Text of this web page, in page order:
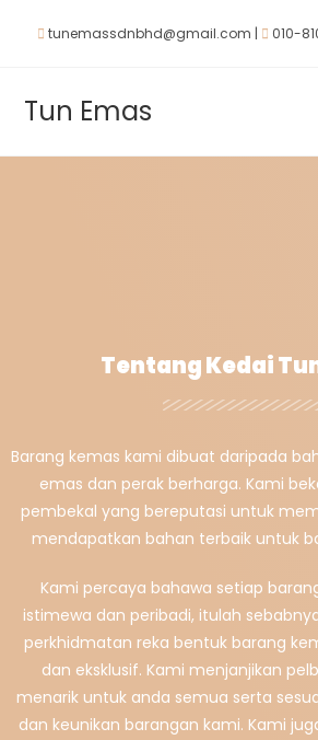
tunemassdnbhd@gmail.com | 010-
Tun Emas
Tentang Kedai
Barang kemas kami dibuat daripada
emas dan perak berharga. Kami
pembekal yang bereputasi untuk
mendapatkan bahan terbaik untuk
Kami percaya bahawa setiap
istimewa dan peribadi, itulah
perkhidmatan reka bentuk barang
dan eksklusif. Kami menjanjikan
menarik untuk anda semua serta
dan keunikan barangan kami. Kami